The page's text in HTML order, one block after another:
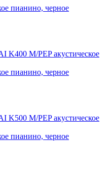
пианино, черное
пианино, черное
пианино, черное